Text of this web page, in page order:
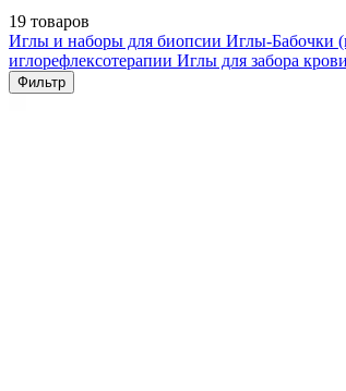
19 товаров
Иглы и наборы для биопсии Иглы-Бабочки
иглорефлексотерапии Иглы для забора крови
Фильтр